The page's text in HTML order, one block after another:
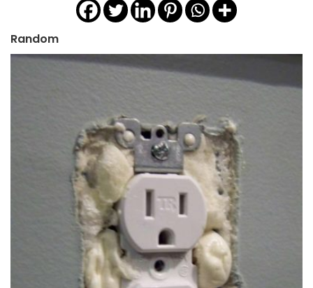
Random